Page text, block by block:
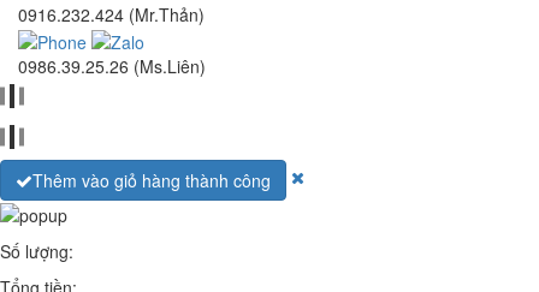
0916.232.424 (Mr.Thản)
0986.39.25.26 (Ms.Liên)
Thêm vào giỏ hàng thành công
Số lượng:
Tổng tiền: